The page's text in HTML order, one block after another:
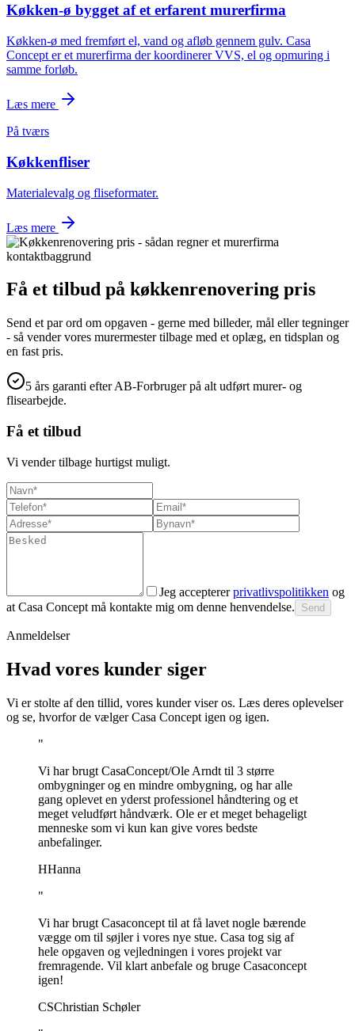
Køkken-ø bygget af et erfarent murerfirma
Køkken-ø med fremført el, vand og afløb gennem gulv. Casa
Concept er et murerfirma der koordinerer VVS, el og opmuring i
samme forløb.
Læs mere
På tværs
Køkkenfliser
Materialevalg og fliseformater.
Læs mere
Få et tilbud på køkkenrenovering pris
Send et par ord om opgaven - gerne med billeder, mål eller tegninger
- så vender vores murermester tilbage med et oplæg, en tidsplan og
en fast pris.
5 års garanti efter AB-Forbruger på alt udført murer- og
flisearbejde.
Få et tilbud
Vi vender tilbage hurtigst muligt.
Jeg accepterer privatlivspolitikken og
at Casa Concept må kontakte mig om denne henvendelse.
Send
Anmeldelser
Hvad vores kunder siger
Vi er stolte af den tillid, vores kunder viser os. Læs deres oplevelser
og se, hvorfor de vælger Casa Concept igen og igen.
"
Vi har brugt CasaConcept/Ole Arndt til 3 større
ombygninger og en mindre ombygning, og har alle
gang oplevet en yderst professionel håndtering og et
meget veludført håndværk. Ole er et meget behageligt
menneske som vi kun kan give vores bedste
anbefalinger.
HHanna
"
Vi har brugt Casaconcept til at få lavet nogle bærende
vægge om til søjler i vores nye stue. Casa tog sig af
hele opgaven og vejledningen i vores projekt var
fremragende. Vil klart anbefale og bruge Casaconcept
igen!
CSChristian Schøler